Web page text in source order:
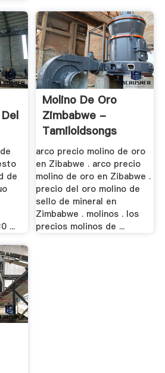
de
...
Molino De Oro
Zimbabwe -
Tamiloldsongs
arco precio molino de oro
en Zibabwe . arco precio
molino de oro en Zibabwe .
precio del oro molino de
sello de mineral en
Zimbabwe . molinos . los
precios molinos de ...